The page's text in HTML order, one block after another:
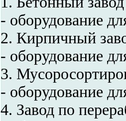
- оборудование
2. Кирпичный
- оборудование
3.
- оборудование
4. Завод по